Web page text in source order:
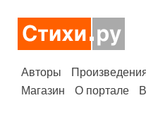
Авторы
Магазин
О портале